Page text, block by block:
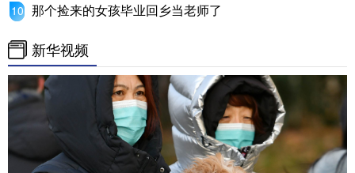
那个捡来的女孩毕业回乡当老师了
新华视频